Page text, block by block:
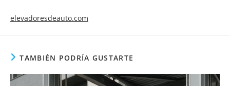
elevadoresdeauto.com
TAMBIÉN PODRÍA GUSTARTE